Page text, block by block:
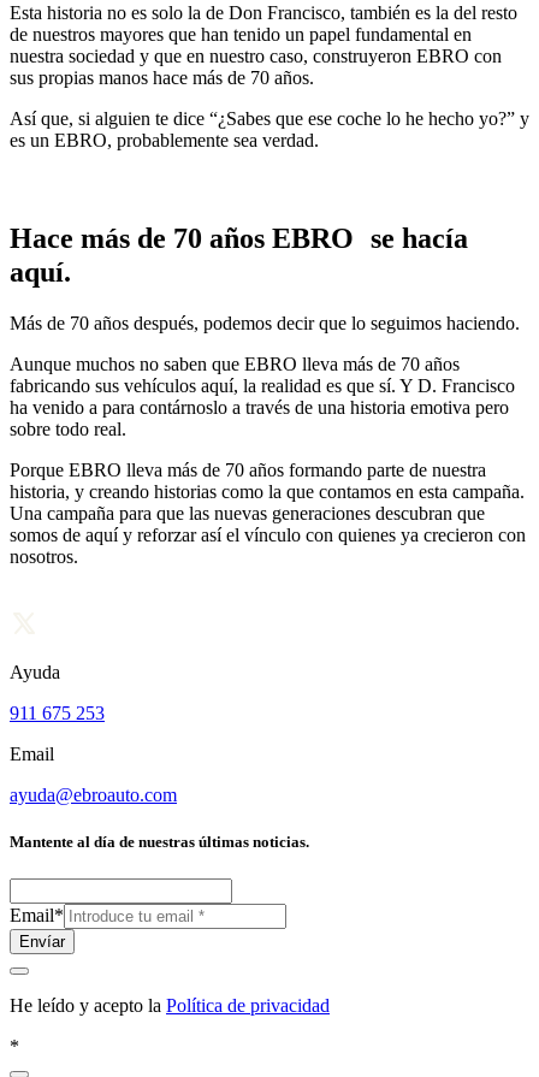
Esta historia no es solo la de Don Francisco, también es la del resto
de nuestros mayores que han tenido un papel fundamental en
nuestra sociedad y que en nuestro caso, construyeron EBRO con
sus propias manos hace más de 70 años.
Así que, si alguien te dice “¿Sabes que ese coche lo he hecho yo?” y
es un EBRO, probablemente sea verdad.
Hace más de 70 años EBRO se hacía
aquí.
Más de 70 años después, podemos decir que lo seguimos haciendo.
Aunque muchos no saben que EBRO lleva más de 70 años
fabricando sus vehículos aquí, la realidad es que sí. Y D. Francisco
ha venido a para contárnoslo a través de una historia emotiva pero
sobre todo real.
Porque EBRO lleva más de 70 años formando parte de nuestra
historia, y creando historias como la que contamos en esta campaña.
Una campaña para que las nuevas generaciones descubran que
somos de aquí y reforzar así el vínculo con quienes ya crecieron con
nosotros.
Ayuda
911 675 253
Email
ayuda@ebroauto.com
Mantente al día de nuestras últimas noticias.
Email*
Envíar
He leído y acepto la Política de privacidad
*